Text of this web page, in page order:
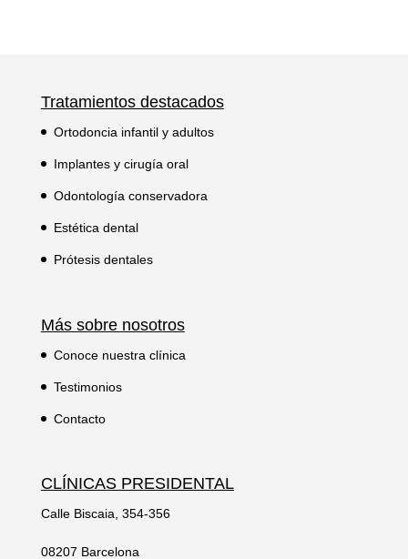
Tratamientos destacados
Ortodoncia infantil y adultos
Implantes y cirugía oral
Odontología conservadora
Estética dental
Prótesis dentales
Más sobre nosotros
Conoce nuestra clínica
Testimonios
Contacto
CLÍNICAS PRESIDENTAL
Calle Biscaia, 354-356
08207 Barcelona